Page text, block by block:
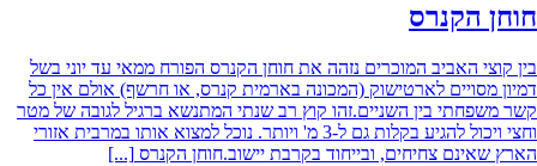
חוחן הקנרס
בין קוצי האביב המוכרים נזהה את חוחן הקנרס הפורח ממאי עד יוני בשל
דמיון מסויים לארטישוק (המכונה בארמית קנרס, או חרשף) אולם אין כל
קשר משפחתי בין השניים.זהו קוץ רב שנתי המתנשא ברגיל לגובה של מטר
וחצי ויכול להגיע בקלות גם ל-3 מ' ויותר. נוכל למצוא אותו במרבית אזורי
הארץ שאינם צחיחים, ובייחוד בקרבת יישוב.חוחן הקנרס [...]